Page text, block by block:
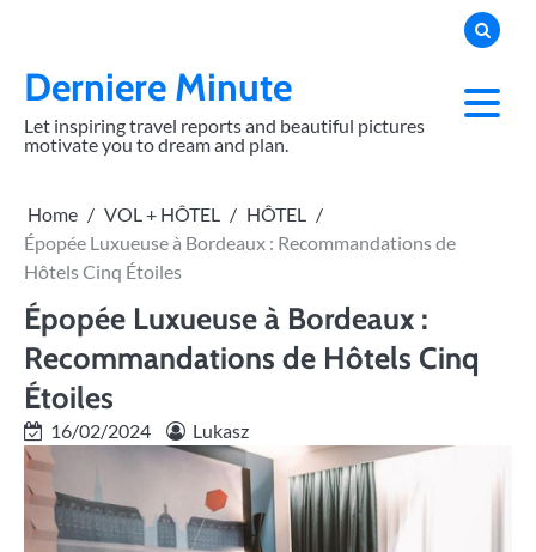
contentDerniere Minute
Let inspiring travel reports and beautiful pictures
motivate you to dream and plan.
Home VOL + HÔTEL
HÔTEL
Épopée Luxueuse à Bordeaux : Recommandations de
Hôtels Cinq Étoiles
Épopée Luxueuse à Bordeaux :
Recommandations de Hôtels Cinq
Étoiles
16/02/2024 Lukasz